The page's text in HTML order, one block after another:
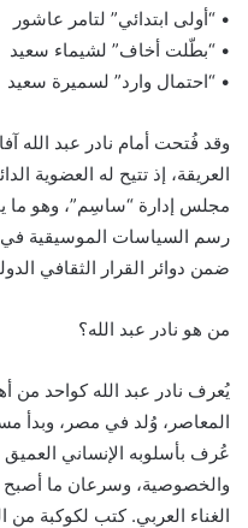
• “أولى ابتدائي” لتامر عاشور
• “بطّلت أخاف” لشيماء سعيد
• “احتمال وارد” لسميرة سعيد
وقد فُتحت أمام نادر عبد الله
العريقة، إذ تتيح له العضوية
مجلس إدارة “ساسِم”، وهو ما
رسم السياسات الموسيقية في
ضمن دوائر القرار الثقافي
من هو نادر عبد الله؟
يُعرف نادر عبد الله كواحد من
المعاصر، وُلد في مصر، وبدأ
عُرف بأسلوبه الإنساني العميق
والخصوصية، وسرعان ما أصبح
الغناء العربي. كتب لكوكبة من